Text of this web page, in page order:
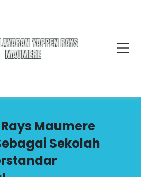
Maumere
Sekolah